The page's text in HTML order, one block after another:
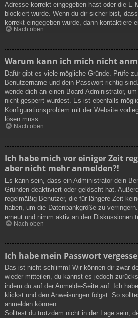
Adresse korrekt eingegeben hast oder die
blockiert wurde. Wenn du dir sicher bist,
korrekt eingegeben wurde, dann kontaktiere
Nach oben
Warum kann ich mich nicht
Dafür gibt es viele mögliche Gründe. Prüfe
Benutzername und dein Passwort richtig
wende dich an einen Board-Administrator,
nicht gesperrt wurdest. Es ist ebenfalls
Konfigurationsproblem mit der Website
lösen muss.
Nach oben
Ich habe mich vor einiger Zeit
aber nicht mehr anmelden?!
Es kann sein, dass ein Administrator dein
Gründen deaktiviert oder gelöscht hat.
regelmäßig Benutzer, die für längere Zeit
haben, um die Datenbankgröße zu
erneut und nimm aktiv an den Diskussionen
Nach oben
Ich habe mein Passwort
Das ist nicht schlimm! Wir können dir zwar
wieder mitteilen, du kannst es jedoch
indem du auf der Anmelde-Seite auf „Ich
klickst und den Anweisungen folgst. So
anmelden können.
Solltest du trotzdem nicht in der Lage sein,